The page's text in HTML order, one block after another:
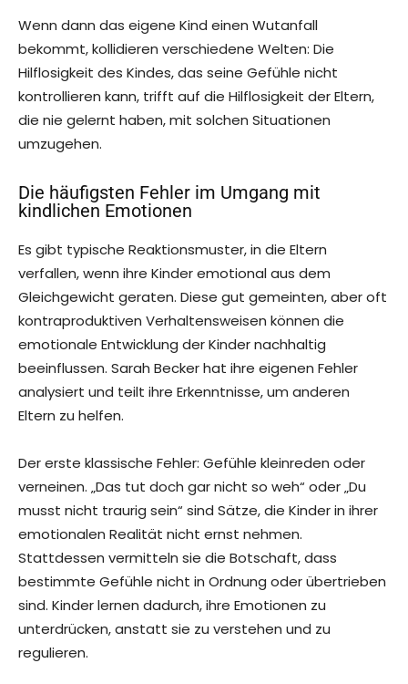
Wenn dann das eigene Kind einen Wutanfall
bekommt, kollidieren verschiedene Welten: Die
Hilflosigkeit des Kindes, das seine Gefühle nicht
kontrollieren kann, trifft auf die Hilflosigkeit der Eltern,
die nie gelernt haben, mit solchen Situationen
umzugehen.
Die häufigsten Fehler im Umgang mit
kindlichen Emotionen
Es gibt typische Reaktionsmuster, in die Eltern
verfallen, wenn ihre Kinder emotional aus dem
Gleichgewicht geraten. Diese gut gemeinten, aber oft
kontraproduktiven Verhaltensweisen können die
emotionale Entwicklung der Kinder nachhaltig
beeinflussen. Sarah Becker hat ihre eigenen Fehler
analysiert und teilt ihre Erkenntnisse, um anderen
Eltern zu helfen.
Der erste klassische Fehler: Gefühle kleinreden oder
verneinen. „Das tut doch gar nicht so weh“ oder „Du
musst nicht traurig sein“ sind Sätze, die Kinder in ihrer
emotionalen Realität nicht ernst nehmen.
Stattdessen vermitteln sie die Botschaft, dass
bestimmte Gefühle nicht in Ordnung oder übertrieben
sind. Kinder lernen dadurch, ihre Emotionen zu
unterdrücken, anstatt sie zu verstehen und zu
regulieren.